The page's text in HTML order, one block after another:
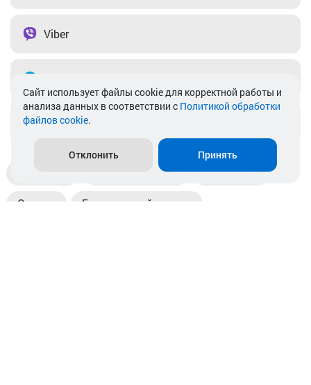
Viber
info@akkamulik.by
Пункты выдачи Магазины
Оплата Безналичный расчет
Cайт использует файлы cookie для корректной работы и
анализа данных в соответствии с Политикой обработки
файлов cookie.
Отклонить Принять